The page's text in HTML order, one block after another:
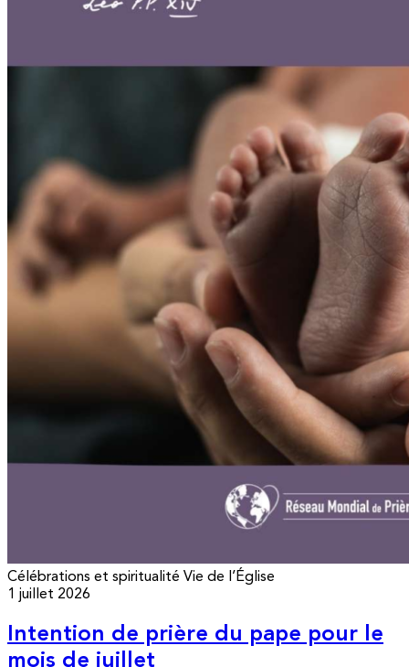
Célébrations et spiritualité Vie de l’Église
1 juillet 2026
Intention de prière du pape pour le
mois de juillet